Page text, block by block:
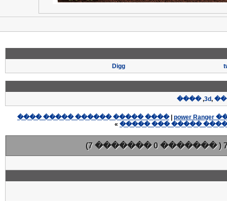
Digg
3d,
,
����
|
���� ����� ������ ����� ����
���� �� ����� ����
»
( ������� 0 ������� 7)